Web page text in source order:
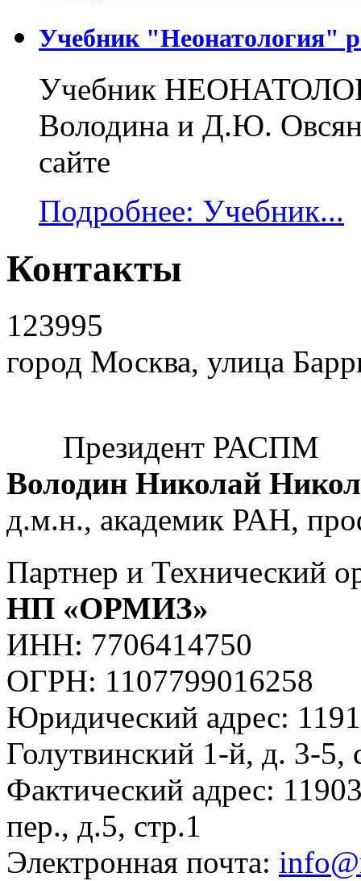
Учебник "Неонатология"
Учебник
Володина и Д.Ю.
сайте
Подробнее: Учебник...
Контакты
123995
город Москва, улица
Президент РАСПМ
Володин Николай
д.м.н., академик РАН,
Партнер и Технический
НП «ОРМИЗ»
ИНН: 7706414750
ОГРН: 1107799016258
Юридический адрес:
Голутвинский 1-й, д. 3-5,
Фактический адрес:
пер., д.5, стр.1
Электронная почта: